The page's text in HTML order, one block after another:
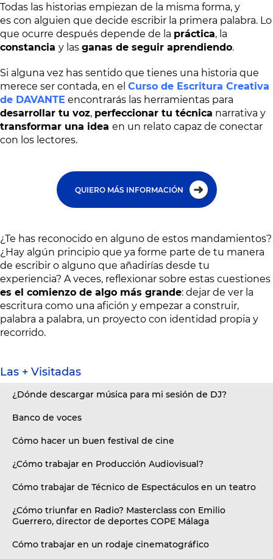
Todas las historias empiezan de la misma forma, y
es con alguien que decide escribir la primera palabra. Lo
que ocurre después depende de la práctica, la
constancia y las ganas de seguir aprendiendo.
Si alguna vez has sentido que tienes una historia que
merece ser contada, en el Curso de Escritura Creativa
de DAVANTE encontrarás las herramientas para
desarrollar tu voz, perfeccionar tu técnica narrativa y
transformar una idea en un relato capaz de conectar
con los lectores.
QUIERO MÁS INFORMACIÓN
¿Te has reconocido en alguno de estos mandamientos?
¿Hay algún principio que ya forme parte de tu manera
de escribir o alguno que añadirías desde tu
experiencia? A veces, reflexionar sobre estas cuestiones
es el comienzo de algo más grande: dejar de ver la
escritura como una afición y empezar a construir,
palabra a palabra, un proyecto con identidad propia y
recorrido.
Las + Visitadas
¿Dónde descargar música para mi sesión de DJ?
Banco de voces
Cómo hacer un buen festival de cine
¿Cómo trabajar en Producción Audiovisual?
Cómo trabajar de Técnico de Espectáculos en un teatro
¿Cómo triunfar en Radio? Masterclass con Emilio
Guerrero, director de deportes COPE Málaga
Cómo trabajar en un rodaje cinematográfico